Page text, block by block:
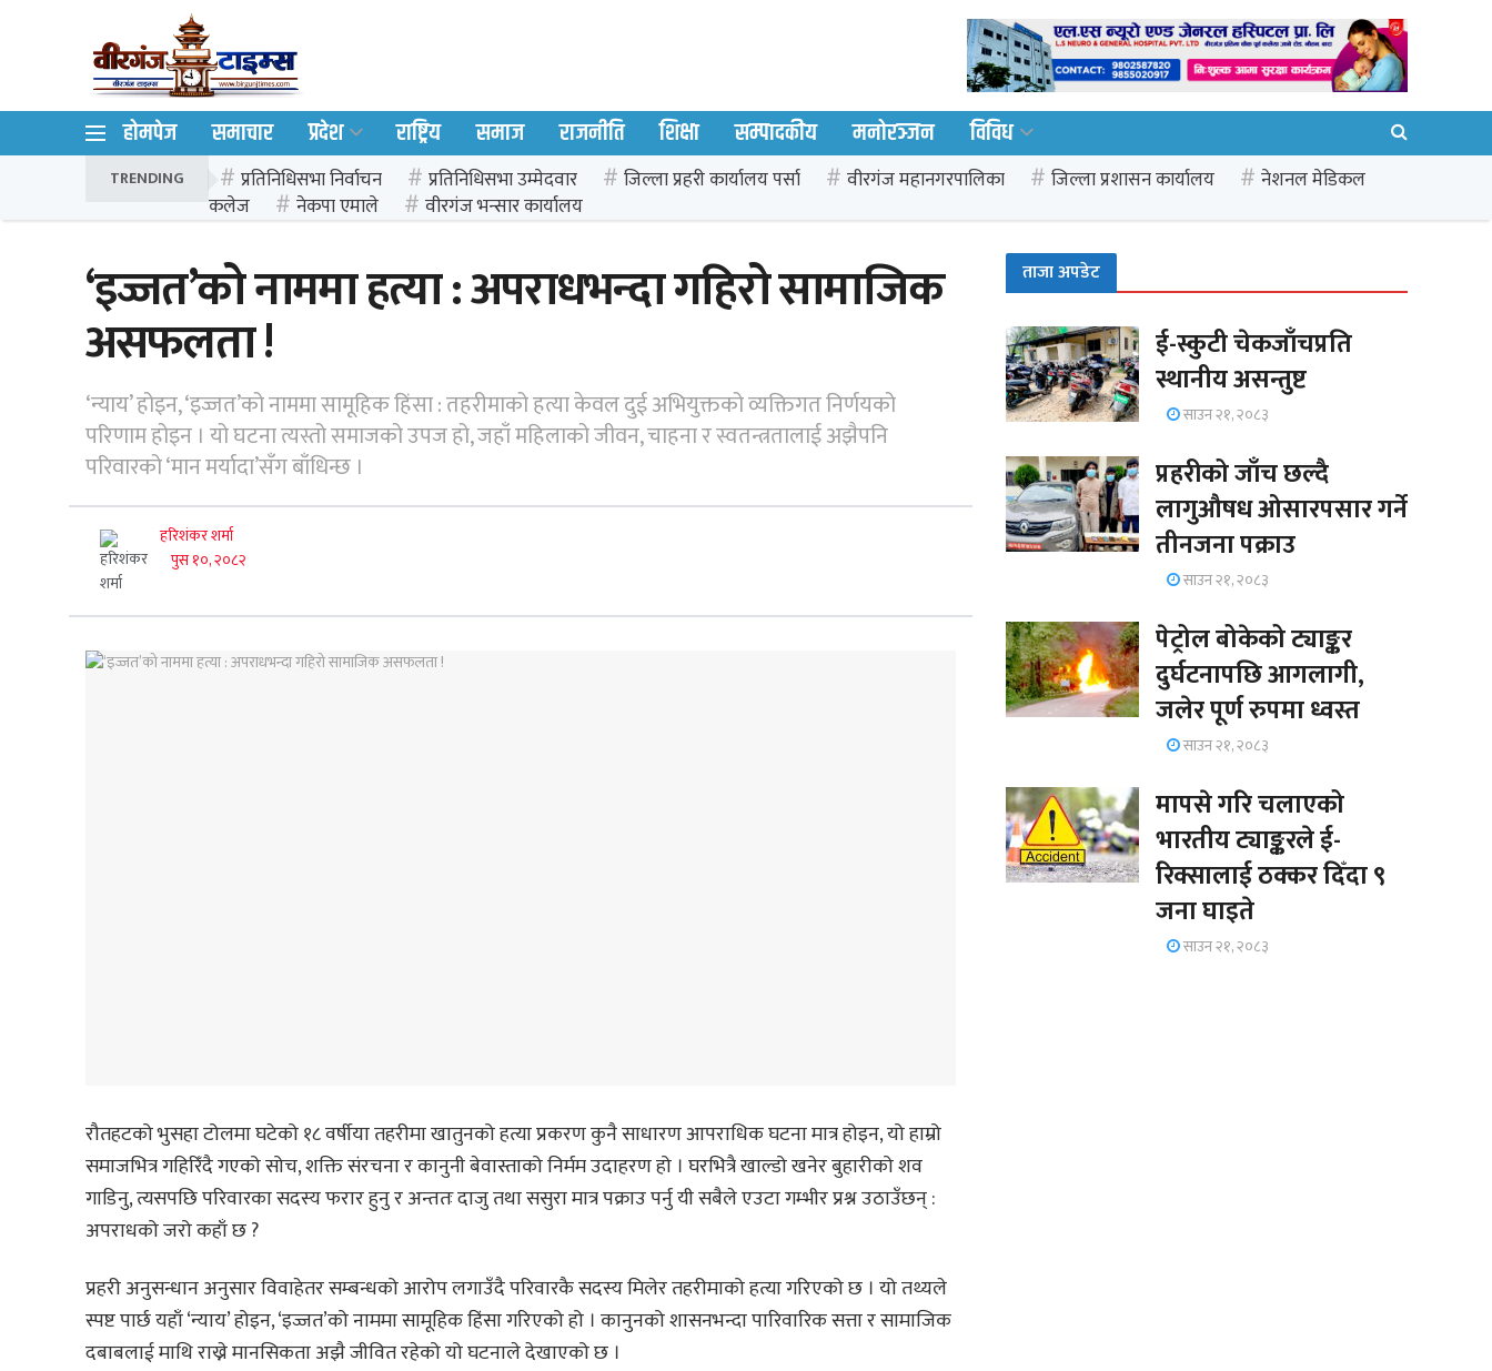
होमपेज समाचार प्रदेश राष्ट्रिय समाज राजनीति शिक्षा सम्पादकीय मनोरञ्जन विविध
TRENDING प्रतिनिधिसभा निर्वाचन प्रतिनिधिसभा उम्मेदवार जिल्ला प्रहरी कार्यालय पर्सा वीरगंज महानगरपालिका जिल्ला प्रशासन कार्यालय
नेशनल मेडिकल
कलेज
नेकपा एमाले वीरगंज भन्सार कार्यालय
‘इज्जत’को नाममा हत्या : अपराधभन्दा गहिरो सामाजिक
असफलता !
‘न्याय’ होइन, ‘इज्जत’को नाममा सामूहिक हिंसा : तहरीमाको हत्या केवल दुई अभियुक्तको व्यक्तिगत निर्णयको
परिणाम होइन । यो घटना त्यस्तो समाजको उपज हो, जहाँ महिलाको जीवन, चाहना र स्वतन्त्रतालाई अझैपनि
परिवारको ‘मान मर्यादा’सँग बाँधिन्छ ।
हरिशंकर शर्मा
पुस १०, २०८२
रौतहटको भुसहा टोलमा घटेको १८ वर्षीया तहरीमा खातुनको हत्या प्रकरण कुनै साधारण आपराधिक घटना मात्र होइन, यो हाम्रो
समाजभित्र गहिरिँदै गएको सोच, शक्ति संरचना र कानुनी बेवास्ताको निर्मम उदाहरण हो । घरभित्रै खाल्डो खनेर बुहारीको शव
गाडिनु, त्यसपछि परिवारका सदस्य फरार हुनु र अन्ततः दाजु तथा ससुरा मात्र पक्राउ पर्नु यी सबैले एउटा गम्भीर प्रश्न उठाउँछन् :
अपराधको जरो कहाँ छ ?
प्रहरी अनुसन्धान अनुसार विवाहेतर सम्बन्धको आरोप लगाउँदै परिवारकै सदस्य मिलेर तहरीमाको हत्या गरिएको छ । यो तथ्यले
स्पष्ट पार्छ यहाँ ‘न्याय’ होइन, ‘इज्जत’को नाममा सामूहिक हिंसा गरिएको हो । कानुनको शासनभन्दा पारिवारिक सत्ता र सामाजिक
दबाबलाई माथि राख्ने मानसिकता अझै जीवित रहेको यो घटनाले देखाएको छ ।
ताजा अपडेट
ई-स्कुटी चेकजाँचप्रति
स्थानीय असन्तुष्ट
साउन २१, २०८३
प्रहरीको जाँच छल्दै
लागुऔषध ओसारपसार गर्ने
तीनजना पक्राउ
साउन २१, २०८३
पेट्रोल बोकेको ट्याङ्कर
दुर्घटनापछि आगलागी,
जलेर पूर्ण रुपमा ध्वस्त
साउन २१, २०८३
मापसे गरि चलाएको
भारतीय ट्याङ्करले ई-
रिक्सालाई ठक्कर दिँदा ९
जना घाइते
साउन २१, २०८३